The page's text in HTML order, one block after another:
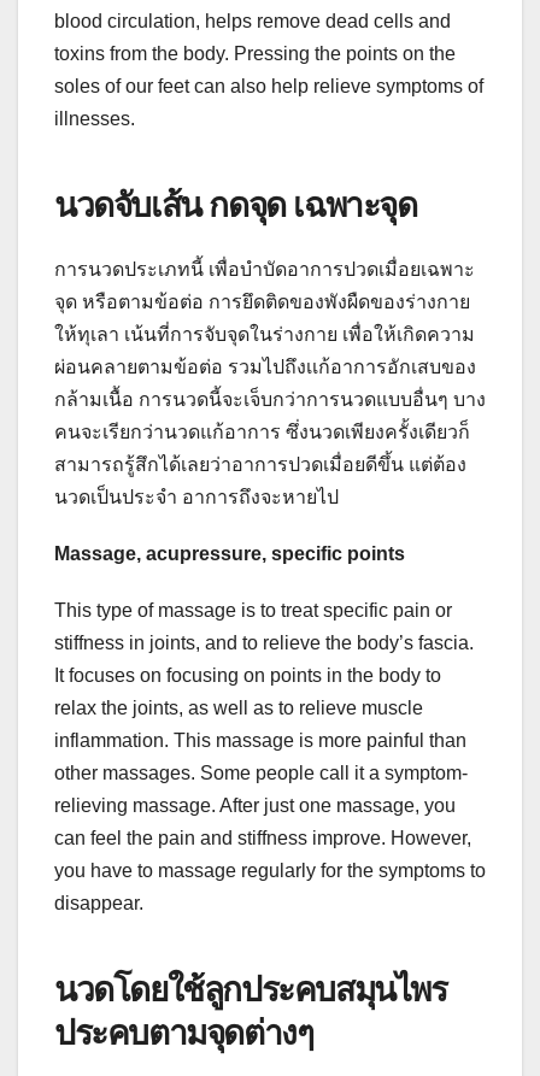
blood circulation, helps remove dead cells and
toxins from the body. Pressing the points on the
soles of our feet can also help relieve symptoms of
illnesses.
นวดจับเส้น กดจุด เฉพาะจุด
การนวดประเภทนี้ เพื่อบำบัดอาการปวดเมื่อยเฉพาะ
จุด หรือตามข้อต่อ การยึดติดของพังผืดของร่างกาย
ให้ทุเลา เน้นที่การจับจุดในร่างกาย เพื่อให้เกิดความ
ผ่อนคลายตามข้อต่อ รวมไปถึงเเก้อาการอักเสบของ
กล้ามเนื้อ การนวดนี้จะเจ็บกว่าการนวดแบบอื่นๆ บาง
คนจะเรียกว่านวดแก้อาการ ซึ่งนวดเพียงครั้งเดียวก็
สามารถรู้สึกได้เลยว่าอาการปวดเมื่อยดีขึ้น แต่ต้อง
นวดเป็นประจำ อาการถึงจะหายไป
Massage, acupressure, specific points
This type of massage is to treat specific pain or
stiffness in joints, and to relieve the body’s fascia.
It focuses on focusing on points in the body to
relax the joints, as well as to relieve muscle
inflammation. This massage is more painful than
other massages. Some people call it a symptom-
relieving massage. After just one massage, you
can feel the pain and stiffness improve. However,
you have to massage regularly for the symptoms to
disappear.
นวดโดยใช้ลูกประคบสมุนไพร
ประคบตามจุดต่างๆ